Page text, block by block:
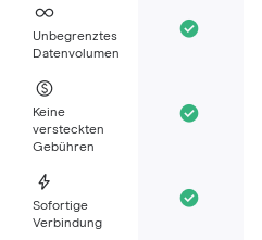
Unbegrenztes
Datenvolumen
Keine
versteckten
Gebühren
Sofortige
Verbindung